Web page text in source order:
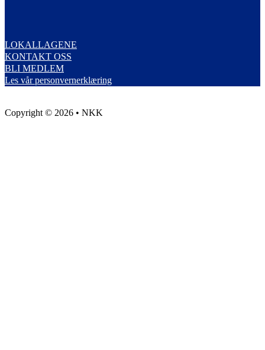
LOKALLAGENE
KONTAKT OSS
BLI MEDLEM
Les vår personvernerklæring
Copyright © 2026 • NKK